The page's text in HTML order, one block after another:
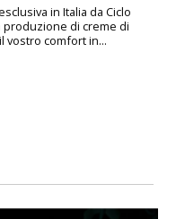
in Italia da Ciclo
di creme di
vostro comfort in...